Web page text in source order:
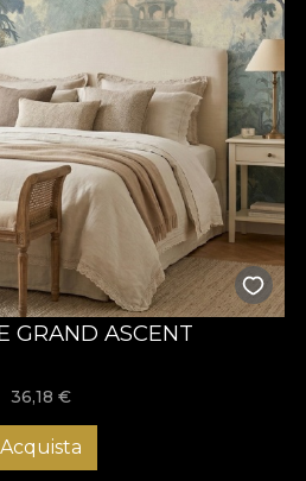
GRAND ASCENT
36,18 €
Acquista